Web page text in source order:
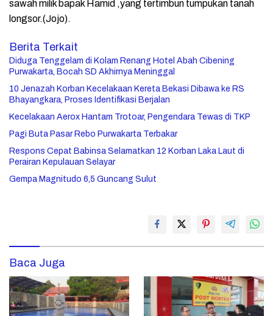
sawah milik bapak Hamid ,yang tertimbun tumpukan tanah
longsor.(Jojo).
Berita Terkait
Diduga Tenggelam di Kolam Renang Hotel Abah Cibening
Purwakarta, Bocah SD Akhirnya Meninggal
10 Jenazah Korban Kecelakaan Kereta Bekasi Dibawa ke RS
Bhayangkara, Proses Identifikasi Berjalan
Kecelakaan Aerox Hantam Trotoar, Pengendara Tewas di TKP
Pagi Buta Pasar Rebo Purwakarta Terbakar
Respons Cepat Babinsa Selamatkan 12 Korban Laka Laut di
Perairan Kepulauan Selayar
Gempa Magnitudo 6,5 Guncang Sulut
Baca Juga